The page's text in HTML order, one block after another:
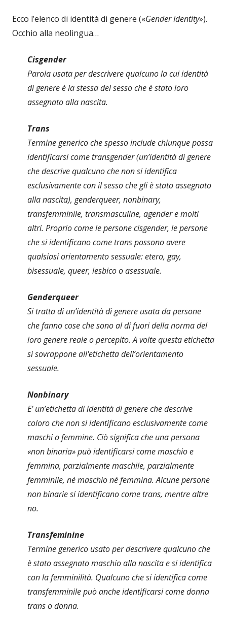
Ecco l’elenco di identità di genere («Gender Identity»).
Occhio alla neolingua…
Cisgender
Parola usata per descrivere qualcuno la cui identità
di genere è la stessa del sesso che è stato loro
assegnato alla nascita.
Trans
Termine generico che spesso include chiunque possa
identificarsi come transgender (un’identità di genere
che descrive qualcuno che non si identifica
esclusivamente con il sesso che gli è stato assegnato
alla nascita), genderqueer, nonbinary,
transfemminile, transmasculine, agender e molti
altri. Proprio come le persone cisgender, le persone
che si identificano come trans possono avere
qualsiasi orientamento sessuale: etero, gay,
bisessuale, queer, lesbico o asessuale.
Genderqueer
Si tratta di un’identità di genere usata da persone
che fanno cose che sono al di fuori della norma del
loro genere reale o percepito. A volte questa etichetta
si sovrappone all'etichetta dell’orientamento
sessuale.
Nonbinary
E’ un’etichetta di identità di genere che descrive
coloro che non si identificano esclusivamente come
maschi o femmine. Ciò significa che una persona
«non binaria» può identificarsi come maschio e
femmina, parzialmente maschile, parzialmente
femminile, né maschio né femmina. Alcune persone
non binarie si identificano come trans, mentre altre
no.
Transfeminine
Termine generico usato per descrivere qualcuno che
è stato assegnato maschio alla nascita e si identifica
con la femminilità. Qualcuno che si identifica come
transfemminile può anche identificarsi come donna
trans o donna.